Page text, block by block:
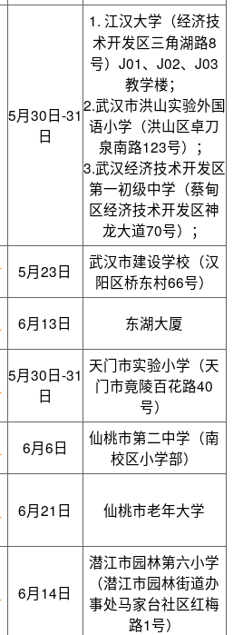
5月30日-31
日
1. 江汉大学（经济技
术开发区三角湖路8
号）J01、J02、J03
教学楼；
2.武汉市洪山实验外国
语小学（洪山区卓刀
泉南路123号）；
3.武汉经济技术开发区
第一初级中学（蔡甸
区经济技术开发区神
龙大道70号）；
5月23日
武汉市建设学校（汉
阳区桥东村66号）
6月13日 东湖大厦
5月30日-31
日
天门市实验小学（天
门市竟陵百花路40
号）
6月6日
仙桃市第二中学（南
校区小学部）
6月21日 仙桃市老年大学
6月14日
潜江市园林第六小学
（潜江市园林街道办
事处马家台社区红梅
路1号）